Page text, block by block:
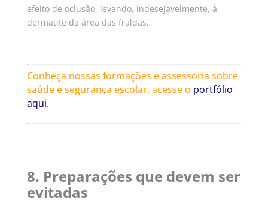
efeito de oclusão, levando, indesejavelmente, à
dermatite da área das fraldas.
Conheça nossas formações e assessoria sobre
saúde e segurança escolar, acesse o portfólio
aqui.
8. Preparações que devem ser
evitadas